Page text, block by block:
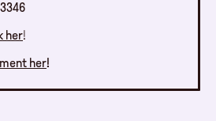
her!
her!